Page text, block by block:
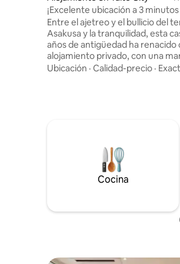
¡Excelente ubicación a 3 minutos
templo de Asakusa! Siente la
japonesa en una antigua casa de
huéspedes llena de emociones.
directo a los aeropuertos de
Haneda. También es cómodo
Entre el ajetreo y el bullicio del
Asakusa y la tranquilidad, esta
años de antigüedad ha renacido
alojamiento privado, con una
armonía de encanto tradicional
confort moderno.Aportará un
diferente de tranquilidad y
[Tren y metro] • Tokyo Skytree a
minutos (línea Tobu Skytree) •
Ueno: unos 5 minutos (estación
la línea Ginza) • Akihabara: unos
Ginza) • Shinjuku: unos 30
(Kanda en la línea Ginza → línea
unos 35 minutos (Tameike
Ubicación · Calidad-precio ·
Cocina